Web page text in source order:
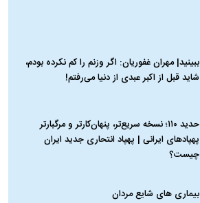
ببینید| مهران غفوریان: اگر وزنم را کم نکرده بودم،
شاید قبل از اکبر عبدی از دنیا می‌رفتم!
حدید ۱۱۰؛ نسخه سریع‌تر، پنهان‌کارتر و مرگبارتر
پهپادهای ایرانی | پهپاد انتحاری جدید ایران
چیست؟
بیماری‌ های شایع مردان